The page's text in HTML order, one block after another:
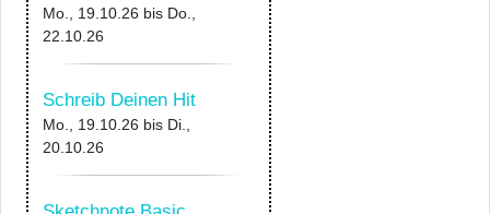
Mo., 19.10.26 bis Do.,
22.10.26
Schreib Deinen Hit
Mo., 19.10.26 bis Di.,
20.10.26